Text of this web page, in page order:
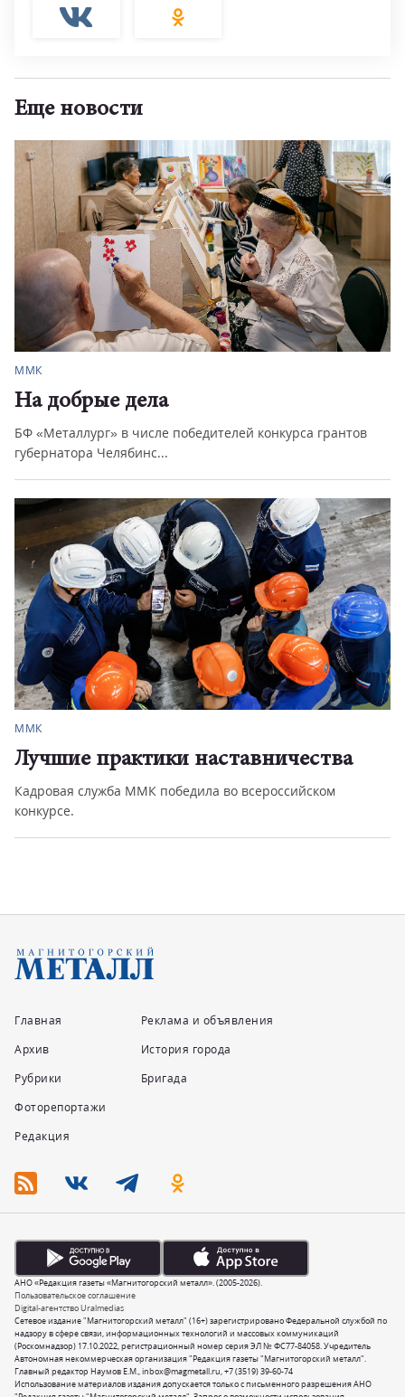
Еще новости
ММК
На добрые дела
БФ «Металлург» в числе победителей конкурса грантов
губернатора Челябинс...
ММК
Лучшие практики наставничества
Кадровая служба ММК победила во всероссийском
конкурсе.
Главная
Архив
Рубрики
Фоторепортажи
Редакция
Реклама и объявления
История города
Бригада
Сетевое издание "Магнитогорский металл" (16+) зарегистрировано Федеральной службой по
надзору в сфере связи, информационных технологий и массовых коммуникаций
(Роскомнадзор) 17.10.2022, регистрационный номер серия ЭЛ № ФС77-84058. Учредитель
Автономная некоммерческая организация "Редакция газеты "Магнитогорский металл".
Главный редактор Наумов Е.М.,inbox@magmetall.ru,+7 (3519) 39-60-74
Использование материалов издания допускается только с письменного разрешения АНО
Пользовательское соглашение
Digital-агентство Uralmedias
АНО «Редакция газеты «Магнитогорский металл». (2005-2026).